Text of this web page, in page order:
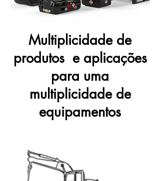
Multiplicidade de
produtos e aplicações
para uma
multiplicidade de
equipamentos